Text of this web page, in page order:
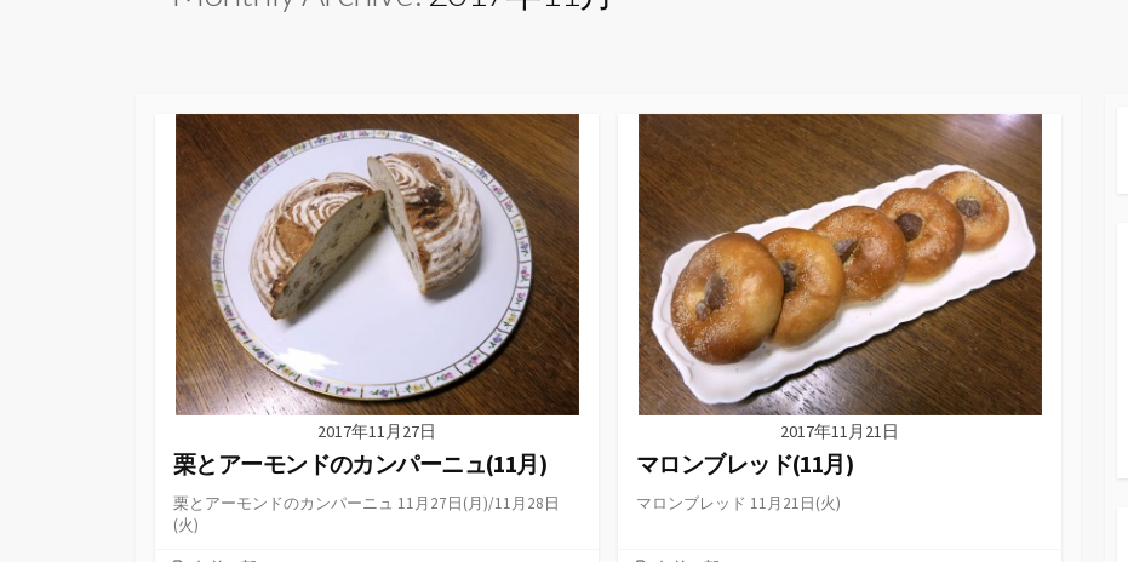
2017年11月27日
栗とアーモンドのカンパーニュ(11月)
栗とアーモンドのカンパーニュ 11月27日(月)/11月28日
(火)
2017年11月21日
マロンブレッド(11月)
マロンブレッド 11月21日(火)